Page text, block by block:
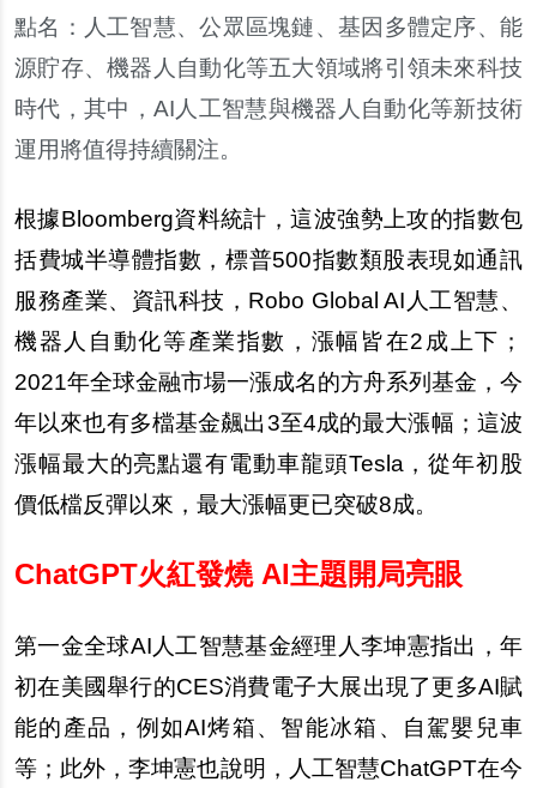
點名：人工智慧、公眾區塊鏈、基因多體定序、能
源貯存、機器人自動化等五大領域將引領未來科技
時代，其中，AI人工智慧與機器人自動化等新技術
運用將值得持續關注。
根據Bloomberg資料統計，這波強勢上攻的指數包
括費城半導體指數，標普500指數類股表現如通訊
服務產業、資訊科技，Robo Global AI人工智慧、
機器人自動化等產業指數，漲幅皆在2成上下；
2021年全球金融市場一漲成名的方舟系列基金，今
年以來也有多檔基金飆出3至4成的最大漲幅；這波
漲幅最大的亮點還有電動車龍頭Tesla，從年初股
價低檔反彈以來，最大漲幅更已突破8成。
ChatGPT火紅發燒 AI主題開局亮眼
第一金全球AI人工智慧基金經理人李坤憲指出，年
初在美國舉行的CES消費電子大展出現了更多AI賦
能的產品，例如AI烤箱、智能冰箱、自駕嬰兒車
等；此外，李坤憲也說明，人工智慧ChatGPT在今